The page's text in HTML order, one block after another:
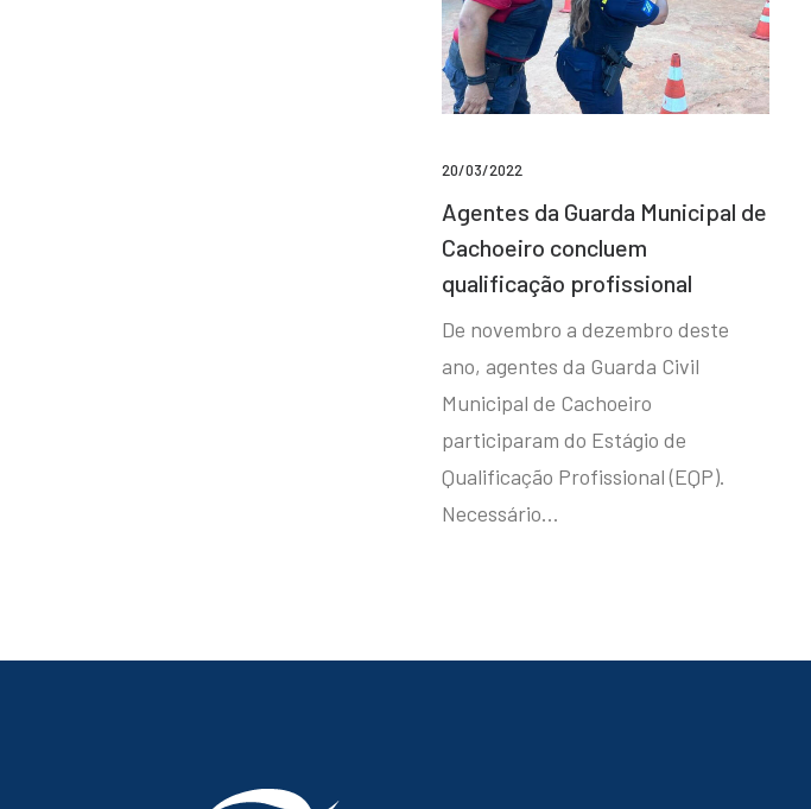
20/03/2022
Agentes da Guarda Municipal de
Cachoeiro concluem
qualificação profissional
De novembro a dezembro deste
ano, agentes da Guarda Civil
Municipal de Cachoeiro
participaram do Estágio de
Qualificação Profissional (EQP).
Necessário…